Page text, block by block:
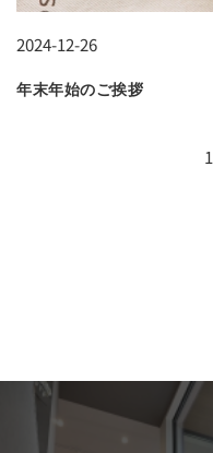
2024-12-26
年末年始のご挨拶
1